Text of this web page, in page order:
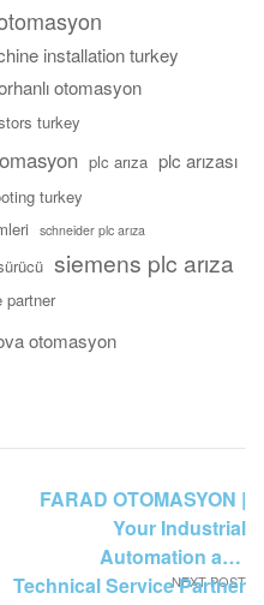
installation turkey
otomasyon
turkey
plc arıza plc arızası
turkey
schneider plc arıza
siemens plc arıza
partner
otomasyon
NEXT POST
FARAD OTOMASYON |
Your Industrial
Automation and
Technical Service Partner